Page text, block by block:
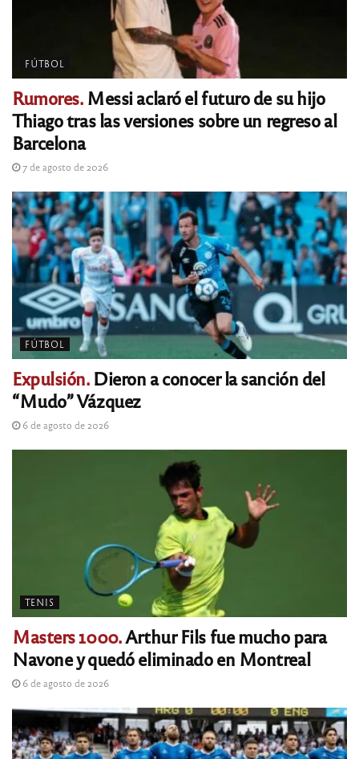
FÚTBOL
Rumores.Messi aclaró el futuro de su hijo
Thiago tras las versiones sobre un regreso al
Barcelona
7 de agosto de 2026
FÚTBOL
Expulsión.Dieron a conocer la sanción del
“Mudo” Vázquez
6 de agosto de 2026
TENIS
Masters 1000.Arthur Fils fue mucho para
Navone y quedó eliminado en Montreal
6 de agosto de 2026